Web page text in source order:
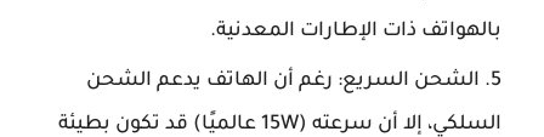
بالهواتف ذات الإطارات المعدنية.
الشحن السريع: رغم أن الهاتف يدعم الشحن
السلكي، إلا أن سرعته (15W عالميًا) قد تكون بطيئة